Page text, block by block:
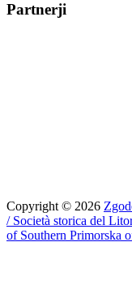
Partnerji
Copyright © 2026
/ Società storica del
of Southern Primorska